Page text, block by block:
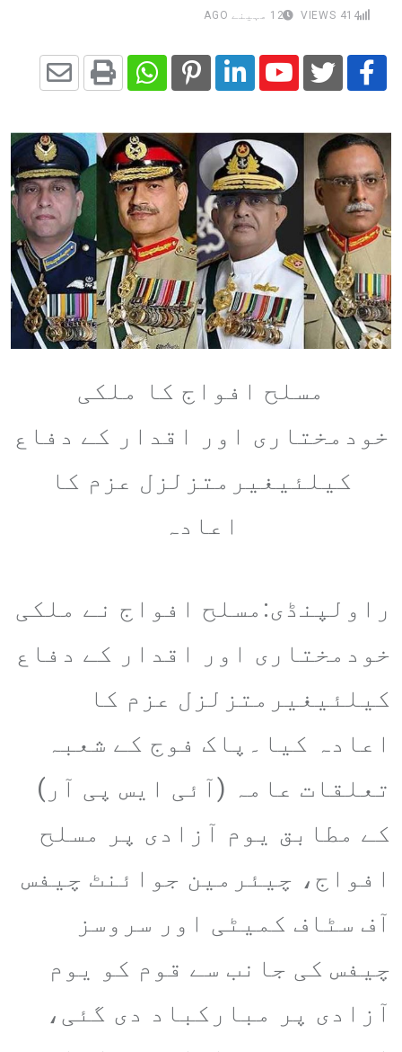
414 12 مہینے AGO
Youtube
LinkedIn
Pinterest
Whatsapp
Print
via
Email
مسلح افواج کا ملکی
خودمختاری اور اقدار کے دفاع
کیلئیغیرمتزلزل عزم کا
اعادہ
راولپنڈی:مسلح افواج نے ملکی
خودمختاری اور اقدار کے دفاع
کیلئیغیرمتزلزل عزم کا
اعادہ کیا۔پاک فوج کے شعبہ
تعلقات عامہ (آئی ایس پی آر)
کے مطابق یوم آزادی پر مسلح
افواج، چیئرمین جوائنٹ چیفس
آف سٹاف کمیٹی اور سروسز
چیفس کی جانب سے قوم کو یوم
آزادی پر مبارکباد دی گئی،